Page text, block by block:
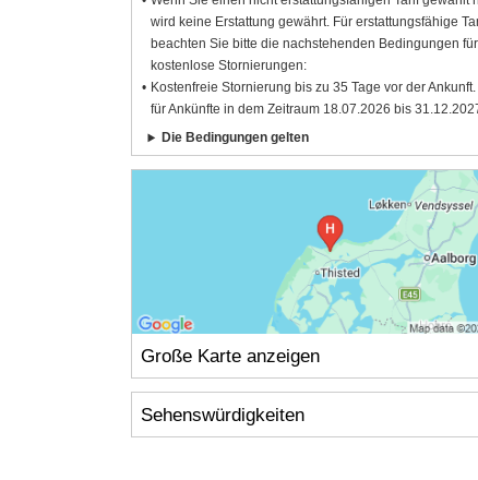
wird keine Erstattung gewährt. Für erstattungsfähige
beachten Sie bitte die nachstehenden Bedingungen für
kostenlose Stornierungen:
Kostenfreie Stornierung bis zu 35 Tage vor der
für Ankünfte in dem Zeitraum 18.07.2026 bis
Die Bedingungen gelten
Große Karte anzeigen
Sehenswürdigkeiten